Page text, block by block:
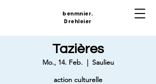
benmnier.
Drehleier
Tazières
Mo., 14. Feb.
  |
Saulieu
action culturelle